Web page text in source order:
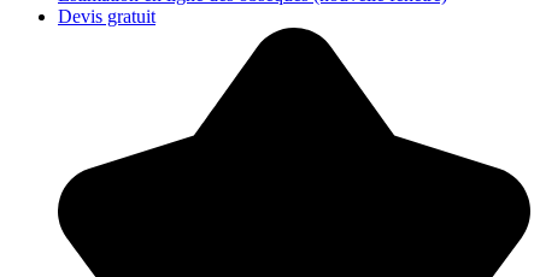
Devis gratuit